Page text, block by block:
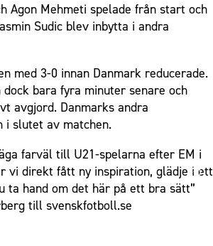
FF
Stadion
– en match för miljön
Agon Mehmeti spelade från start och
Sudic blev inbytta i andra
med 3-0 innan Danmark reducerade.
bara fyra minuter senare och
avgjord. Danmarks andra
i slutet av matchen.
farväl till U21-spelarna efter EM i
vi direkt fått ny inspiration, glädje i ett
ta hand om det här på ett bra sätt”
till svenskfotboll.se